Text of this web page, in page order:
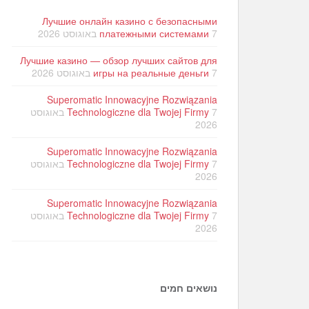
Лучшие онлайн казино с безопасными
платежными системами 7 באוגוסט 2026
Лучшие казино — обзор лучших сайтов для
игры на реальные деньги 7 באוגוסט 2026
Superomatic Innowacyjne Rozwiązania
Technologiczne dla Twojej Firmy 7 באוגוסט
2026
Superomatic Innowacyjne Rozwiązania
Technologiczne dla Twojej Firmy 7 באוגוסט
2026
Superomatic Innowacyjne Rozwiązania
Technologiczne dla Twojej Firmy 7 באוגוסט
2026
נושאים חמים